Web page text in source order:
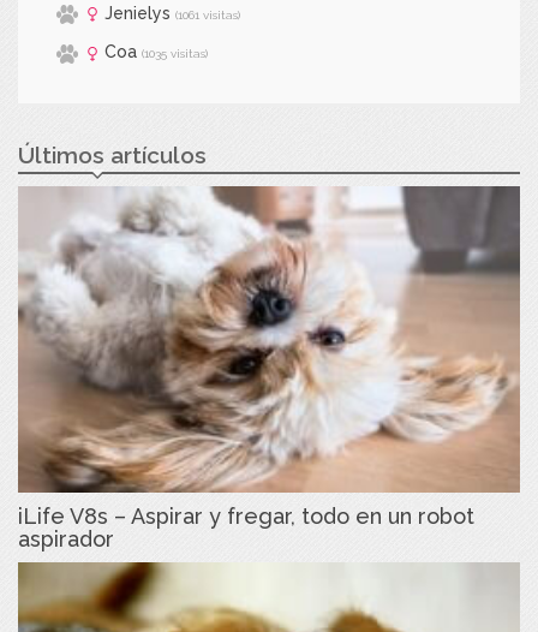
Jenielys (1061 visitas)
Coa (1035 visitas)
Últimos artículos
iLife V8s – Aspirar y fregar, todo en un robot
aspirador